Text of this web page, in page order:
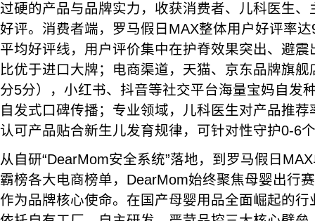
过硬的产品与品牌实力，收获消费者、儿科医生
好评。消费者端，罗马假日MAX整体用户好评率
平均好评线，用户评价集中在护脊效果突出、避
比优于进口大牌；电商渠道，天猫、京东品牌旗
分5分），小红书、抖音等社交平台海量宝妈自发
自发式口碑传播；专业领域，儿科医生对产品推
认可产品贴合新生儿发育规律，可针对性守护0-6
从自研“DearMom安全系统”落地，到罗马假日
霸榜各大电商榜单，DearMom始终聚焦母婴出行
作为品牌核心使命。在国产母婴用品全面崛起的